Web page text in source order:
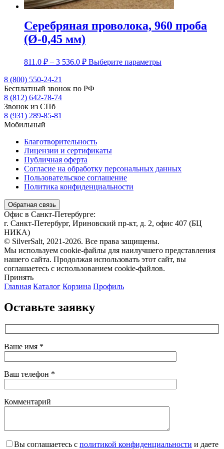
Серебряная проволока, 960 проба
(Ø-0,45 мм)
811.0 ₽ – 3 536.0 ₽Диапазон
–
Выберите параметрыЭтот
8 (800) 550-24-21
Бесплатный звонок по РФ
8 (812) 642-78-74
Звонок из СПб
8 (931) 289-85-81
Мобильный
Благотворительность
Лицензии и сертификаты
Публичная оферта
Согласие на обработку персональных данных
Пользовательское соглашение
Политика конфиденциальности
Обратная связь
Офис в Санкт-Петербурге:
г. Санкт-Петербург, Ириновский пр-кт, д. 2, офис 407 (БЦ
НИКА)
© SilverSalt, 2021-2026. Все права защищены.
Мы используем cookie-файлы для наилучшего представления
нашего сайта. Продолжая использовать этот сайт, вы
соглашаетесь с использованием cookie-файлов.
Принять
Главная Каталог Корзина Профиль
Оставьте заявку
Ваше имя *
Ваш телефон *
Комментарий
Вы соглашаетесь с политикой конфиденциальности и даете